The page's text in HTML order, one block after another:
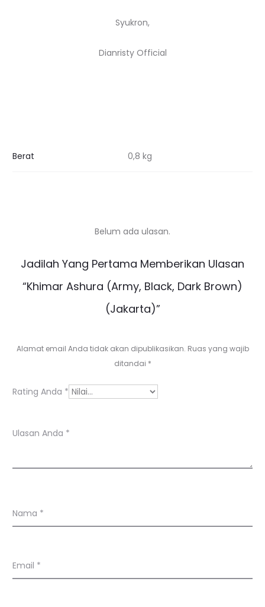
Syukron,
Dianristy Official
Berat 0,8 kg
U
a
Belum ada ulasan.
Jadilah Yang Pertama Memberikan Ulasan
“Khimar Ashura (Army, Black, Dark Brown)
(Jakarta)”
Alamat email Anda tidak akan dipublikasikan. Ruas yang wajib
ditandai *
Rating Anda *
Ulasan Anda *
Nama *
Email *